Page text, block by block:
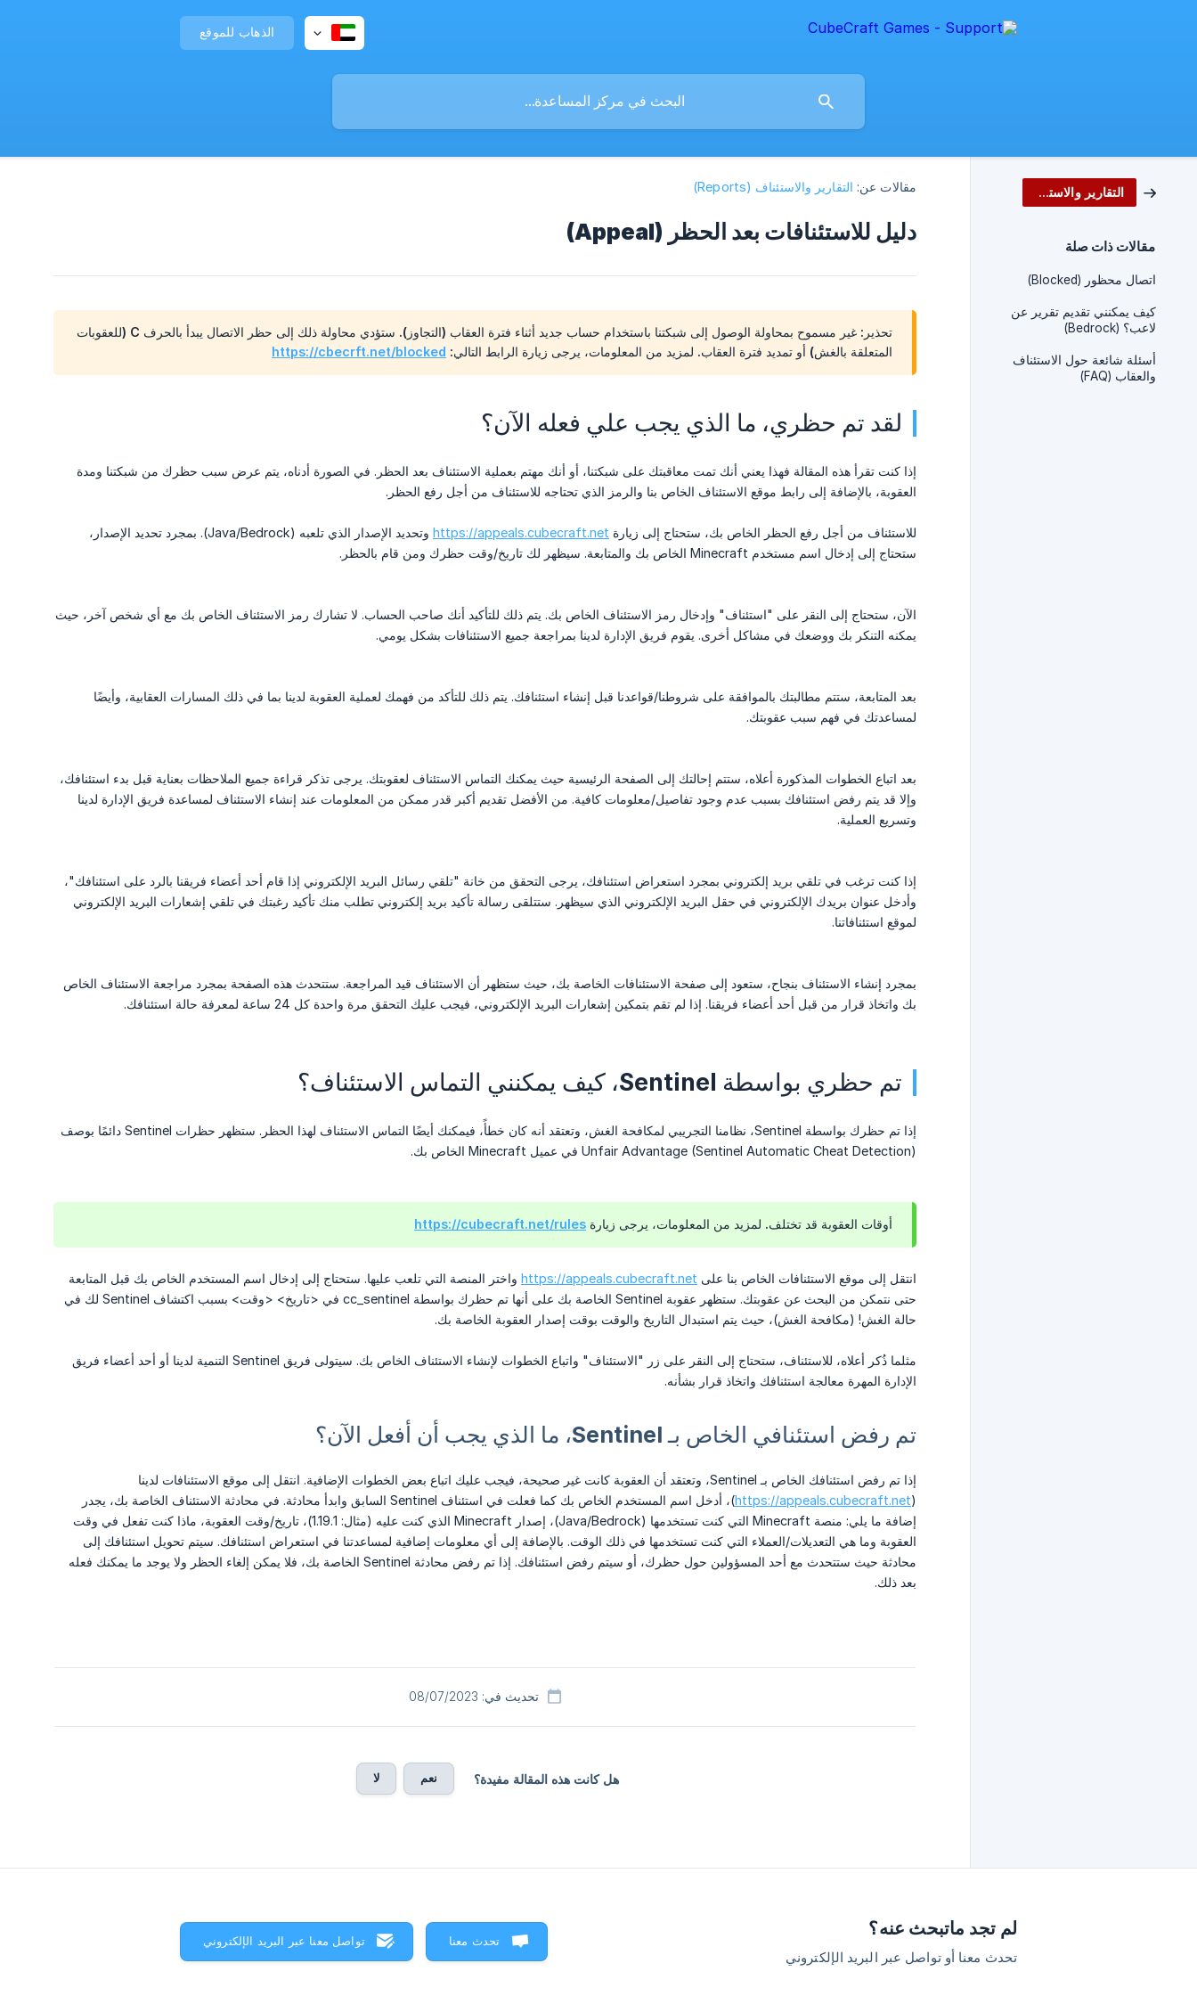
الذهاب للموقع
التقارير والاستئناف (Reports)
مقالات ذات صلة
اتصال محظور (Blocked)
كيف يمكنني تقديم تقرير عن
لاعب؟ (Bedrock)
أسئلة شائعة حول الاستئناف
والعقاب (FAQ)
مقالات عن: التقارير والاستئناف (Reports)
دليل للاستئنافات بعد الحظر (Appeal)
تحذير: غير مسموح بمحاولة الوصول إلى شبكتنا باستخدام حساب جديد أثناء فترة العقاب (التجاوز). ستؤدي محاولة ذلك إلى حظر الاتصال يبدأ بالحرف C (للعقوبات
المتعلقة بالغش) أو تمديد فترة العقاب. لمزيد من المعلومات، يرجى زيارة الرابط التالي: https://cbecrft.net/blocked
لقد تم حظري، ما الذي يجب علي فعله الآن؟
إذا كنت تقرأ هذه المقالة فهذا يعني أنك تمت معاقبتك على شبكتنا، أو أنك مهتم بعملية الاستئناف بعد الحظر. في الصورة أدناه، يتم عرض سبب حظرك من شبكتنا ومدة
العقوبة، بالإضافة إلى رابط موقع الاستئناف الخاص بنا والرمز الذي تحتاجه للاستئناف من أجل رفع الحظر.
للاستئناف من أجل رفع الحظر الخاص بك، ستحتاج إلى زيارة https://appeals.cubecraft.net
وتحديد الإصدار الذي تلعبه (Java/Bedrock). بمجرد تحديد الإصدار،
ستحتاج إلى إدخال اسم مستخدم Minecraft الخاص بك والمتابعة. سيظهر لك تاريخ/وقت حظرك ومن قام بالحظر.
الآن، ستحتاج إلى النقر على "استئناف" وإدخال رمز الاستئناف الخاص بك. يتم ذلك للتأكيد أنك صاحب الحساب. لا تشارك رمز الاستئناف الخاص بك مع أي شخص آخر، حيث
يمكنه التنكر بك ووضعك في مشاكل أخرى. يقوم فريق الإدارة لدينا بمراجعة جميع الاستئنافات بشكل يومي.
بعد المتابعة، ستتم مطالبتك بالموافقة على شروطنا/قواعدنا قبل إنشاء استئنافك. يتم ذلك للتأكد من فهمك لعملية العقوبة لدينا بما في ذلك المسارات العقابية، وأيضًا
لمساعدتك في فهم سبب عقوبتك.
بعد اتباع الخطوات المذكورة أعلاه، ستتم إحالتك إلى الصفحة الرئيسية حيث يمكنك التماس الاستئناف لعقوبتك. يرجى تذكر قراءة جميع الملاحظات بعناية قبل بدء استئنافك،
وإلا قد يتم رفض استئنافك بسبب عدم وجود تفاصيل/معلومات كافية. من الأفضل تقديم أكبر قدر ممكن من المعلومات عند إنشاء الاستئناف لمساعدة فريق الإدارة لدينا
وتسريع العملية.
إذا كنت ترغب في تلقي بريد إلكتروني بمجرد استعراض استئنافك، يرجى التحقق من خانة "تلقي رسائل البريد الإلكتروني إذا قام أحد أعضاء فريقنا بالرد على استئنافك"،
وأدخل عنوان بريدك الإلكتروني في حقل البريد الإلكتروني الذي سيظهر. ستتلقى رسالة تأكيد بريد إلكتروني تطلب منك تأكيد رغبتك في تلقي إشعارات البريد الإلكتروني
لموقع استئنافاتنا.
بمجرد إنشاء الاستئناف بنجاح، ستعود إلى صفحة الاستئنافات الخاصة بك، حيث ستظهر أن الاستئناف قيد المراجعة. ستتحدث هذه الصفحة بمجرد مراجعة الاستئناف الخاص
بك واتخاذ قرار من قبل أحد أعضاء فريقنا. إذا لم تقم بتمكين إشعارات البريد الإلكتروني، فيجب عليك التحقق مرة واحدة كل 24 ساعة لمعرفة حالة استئنافك.
تم حظري بواسطة Sentinel، كيف يمكنني التماس الاستئناف؟
إذا تم حظرك بواسطة Sentinel، نظامنا التجريبي لمكافحة الغش، وتعتقد أنه كان خطأً، فيمكنك أيضًا التماس الاستئناف لهذا الحظر. ستظهر حظرات Sentinel دائمًا بوصف
Unfair Advantage (Sentinel Automatic Cheat Detection) في عميل Minecraft الخاص بك.
أوقات العقوبة قد تختلف. لمزيد من المعلومات، يرجى زيارة https://cubecraft.net/rules
انتقل إلى موقع الاستئنافات الخاص بنا على https://appeals.cubecraft.net واختر المنصة التي تلعب عليها. ستحتاج إلى إدخال اسم المستخدم الخاص بك قبل المتابعة
حتى نتمكن من البحث عن عقوبتك. ستظهر عقوبة Sentinel الخاصة بك على أنها تم حظرك بواسطة cc_sentinel في <تاريخ> <وقت> بسبب اكتشاف Sentinel لك في
حالة الغش! (مكافحة الغش)، حيث يتم استبدال التاريخ والوقت بوقت إصدار العقوبة الخاصة بك.
مثلما ذُكر أعلاه، للاستئناف، ستحتاج إلى النقر على زر "الاستئناف" واتباع الخطوات لإنشاء الاستئناف الخاص بك. سيتولى فريق Sentinel التنمية لدينا أو أحد أعضاء فريق
الإدارة المهرة معالجة استئنافك واتخاذ قرار بشأنه.
تم رفض استئنافي الخاص بـ Sentinel، ما الذي يجب أن أفعل الآن؟
إذا تم رفض استئنافك الخاص بـ Sentinel، وتعتقد أن العقوبة كانت غير صحيحة، فيجب عليك اتباع بعض الخطوات الإضافية. انتقل إلى موقع الاستئنافات لدينا
(
https://appeals.cubecraft.net
)، أدخل اسم المستخدم الخاص بك كما فعلت في استئناف Sentinel السابق وابدأ محادثة. في محادثة الاستئناف الخاصة بك، يجدر
إضافة ما يلي: منصة Minecraft التي كنت تستخدمها (Java/Bedrock)، إصدار Minecraft الذي كنت عليه (مثال: 1.19.1)، تاريخ/وقت العقوبة، ماذا كنت تفعل في وقت
العقوبة وما هي التعديلات/العملاء التي كنت تستخدمها في ذلك الوقت. بالإضافة إلى أي معلومات إضافية لمساعدتنا في استعراض استئنافك. سيتم تحويل استئنافك إلى
محادثة حيث ستتحدث مع أحد المسؤولين حول حظرك، أو سيتم رفض استئنافك. إذا تم رفض محادثة Sentinel الخاصة بك، فلا يمكن إلغاء الحظر ولا يوجد ما يمكنك فعله
بعد ذلك.
تحديث في: 08/07/2023
هل كانت هذه المقالة مفيدة؟ نعم لا
لم تجد ماتبحث عنه؟
تحدث معنا أو تواصل عبر البريد الإلكتروني
تحدث معنا تواصل معنا عبر البريد الإلكتروني